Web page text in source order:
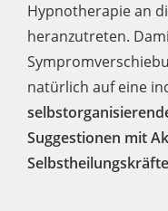
Hypnotherapie an
heranzutreten.
natürlich auf eine
Suggestionen mit
Selbstheilungskräfte